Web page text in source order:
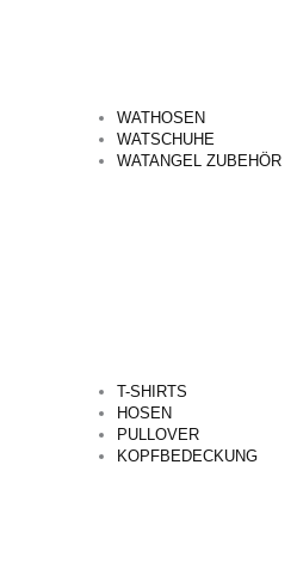
WATHOSEN
WATSCHUHE
WATANGEL ZUBEHÖR
T-SHIRTS
HOSEN
PULLOVER
KOPFBEDECKUNG